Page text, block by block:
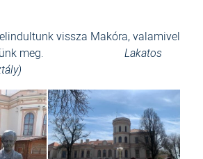
vissza Makóra, valamivel
meg. Lakatos